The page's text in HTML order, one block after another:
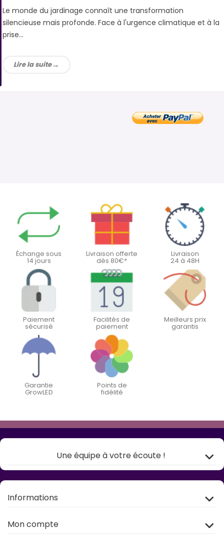
Le monde du jardinage connaît une transformation
silencieuse mais profonde. Face à l'urgence climatique et à la
prise...
Lire la suite
Échange sous
14 jours
Livraison offerte
dès 80€*
Livraison
24 à 48H
Paiement
sécurisé
Facilités de
paiement
Meilleurs prix
garantis
Garantie
GrowLED
Points de
fidélité
Une équipe à votre écoute !
Informations
Mon compte